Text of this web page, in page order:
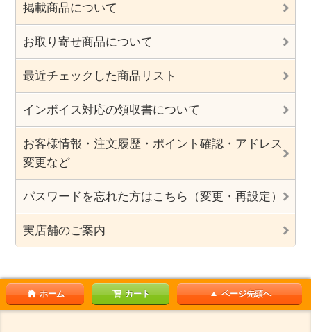
掲載商品について
お取り寄せ商品について
最近チェックした商品リスト
インボイス対応の領収書について
お客様情報・注文履歴・ポイント確認・アドレス
変更など
パスワードを忘れた方はこちら（変更・再設定）
実店舗のご案内
ホーム カート ページ先頭へ